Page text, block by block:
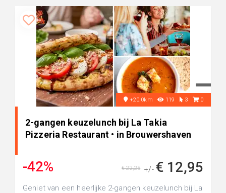
+20.0km 119 3 0
2-gangen keuzelunch bij La Takia
Pizzeria Restaurant • in Brouwershaven
-42% +/- € 12,95
€ 22,25
Geniet van een heerlijke 2-gangen keuzelunch bij La